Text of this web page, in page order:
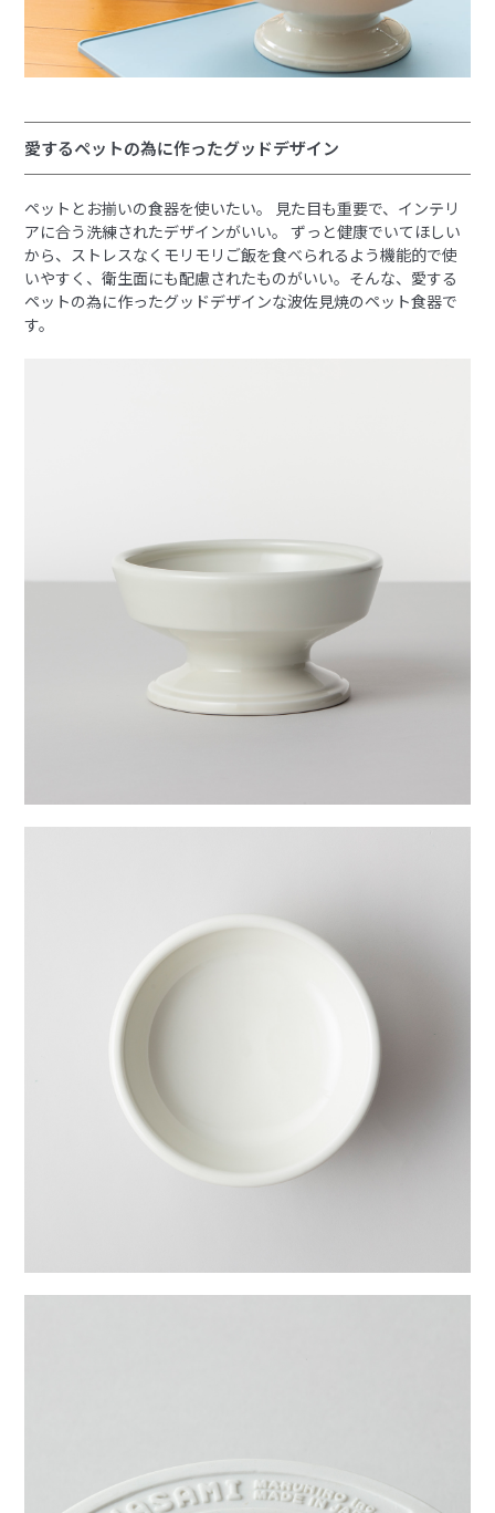
愛するペットの為に作ったグッドデザイン
ペットとお揃いの食器を使いたい。 見た目も重要で、インテリ
アに合う洗練されたデザインがいい。 ずっと健康でいてほしい
から、ストレスなくモリモリご飯を食べられるよう機能的で使
いやすく、衛生面にも配慮されたものがいい。そんな、愛する
ペットの為に作ったグッドデザインな波佐見焼のペット食器で
す。